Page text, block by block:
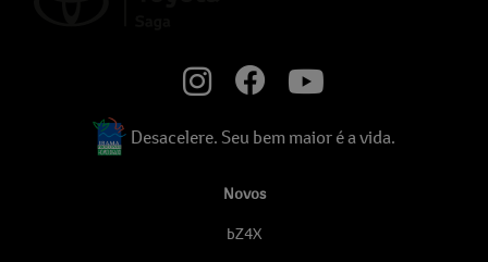
Desacelere. Seu bem maior é a vida.
Novos
bZ4X